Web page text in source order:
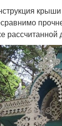
рассчитанной